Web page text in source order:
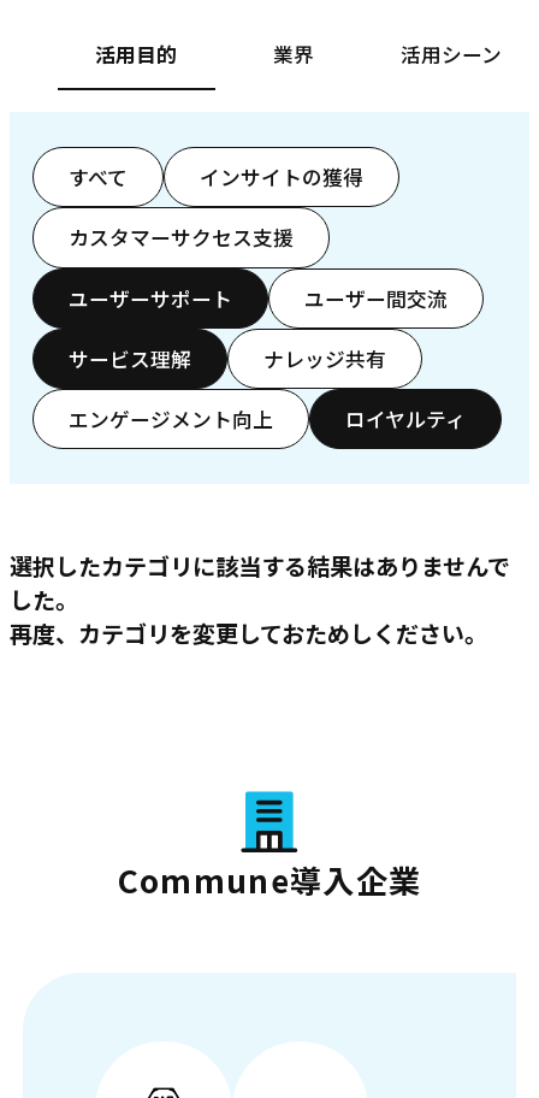
活用目的 業界 活用シーン
すべて インサイトの獲得
カスタマーサクセス支援
ユーザーサポート ユーザー間交流
サービス理解 ナレッジ共有
エンゲージメント向上 ロイヤルティ
選択したカテゴリに該当する結果はありませんで
した。
再度、カテゴリを変更しておためしください。
Commune導入企業